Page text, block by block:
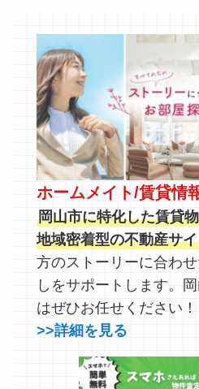
ホームメイト/賃貸情
岡山市に特化した賃貸
地域密着型の不動産サ
方のストーリーに合わ
しをサポートします。
はぜひお任せください！
>>詳細を見る